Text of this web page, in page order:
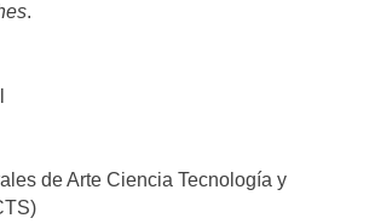
.
de Arte Ciencia Tecnología y